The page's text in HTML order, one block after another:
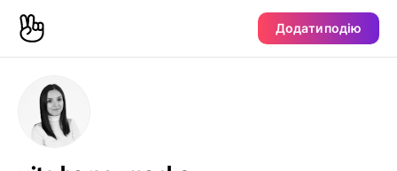
Додати подію